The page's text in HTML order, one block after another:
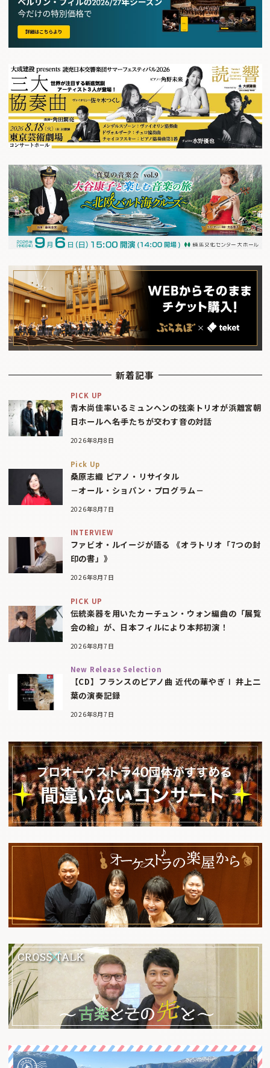
新着記事
PICK UP
青木尚佳率いるミュンヘンの弦楽トリオが浜離宮朝
日ホールへ――名手たちが交わす音の対話
2026年8月8日
Pick Up
桑原志織 ピアノ・リサイタル
－オール・ショパン・プログラム－
2026年8月7日
INTERVIEW
ファビオ・ルイージが語る 《オラトリオ「7つの封
印の書」》
2026年8月7日
PICK UP
伝統楽器を用いたカーチュン・ウォン編曲の「展覧
会の絵」が、日本フィルにより本邦初演！
2026年8月7日
New Release Selection
【CD】フランスのピアノ曲 近代の華やぎⅠ 井上二
葉の演奏記録
2026年8月7日